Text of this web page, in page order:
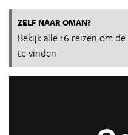
ZELF NAAR OMAN?
Bekijk alle 16 reizen om de
te vinden